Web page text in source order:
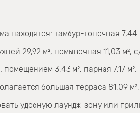
находятся: тамбур-топочная 7,44
29,92 м², помывочная 11,03 м²,
3,43 м², парная 7,17 м².
большая терраса 81,09 м²,
удобную лаундж-зону или